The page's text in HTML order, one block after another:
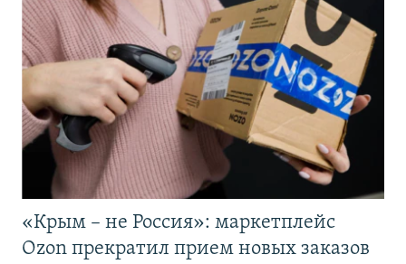
«Крым – не Россия»: маркетплейс
Ozon прекратил прием новых заказов